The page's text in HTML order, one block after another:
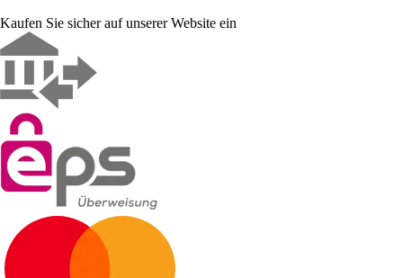
Kaufen Sie sicher auf unserer Website ein